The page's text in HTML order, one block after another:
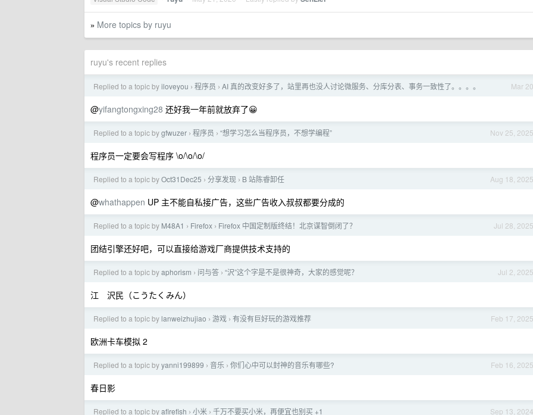
» More topics by ruyu
ruyu's recent replies
Mar 20
Replied to a topic byiloveyou › 程序员 › AI 真的改变好多了，站里再也没人讨论微服务、分库分表、事务一致性了。。。。
@yifangtongxing28 还好我一年前就放弃了😀
Nov 25, 2025
Replied to a topic bygfwuzer › 程序员 › “想学习怎么当程序员，不想学编程”
程序员一定要会写程序 \o/\o/\o/
Aug 18, 2025
Replied to a topic byOct31Dec25 › 分享发现 › B 站陈睿卸任
@whathappen UP 主不能自私接广告，这些广告收入叔叔都要分成的
Jul 28, 2025
Replied to a topic by M48A1 › Firefox › Firefox 中国定制版终结！北京谋智倒闭了？
团结引擎还好吧，可以直接给游戏厂商提供技术支持的
Jul 2, 2025
Replied to a topic byaphorism › 问与答 › “沢”这个字是不是很神奇，大家的感觉呢？
江 沢民（こうたくみん）
Feb 17, 2025
Replied to a topic by lanweizhujiao › 游戏 › 有没有巨好玩的游戏推荐
欧洲卡车模拟 2
Feb 16, 2025
Replied to a topic byyanni199899 › 音乐 › 你们心中可以封神的音乐有哪些?
春日影
Sep 13, 2024
Replied to a topic byafirefish › 小米 › 千万不要买小米，再便宜也别买 +1